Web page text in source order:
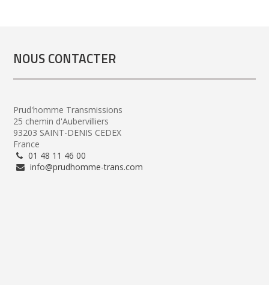
NOUS CONTACTER
Prud'homme Transmissions
25 chemin d'Aubervilliers
93203 SAINT-DENIS CEDEX
France
01 48 11 46 00
info@prudhomme-trans.com